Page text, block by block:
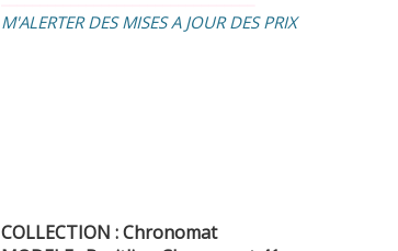
M'ALERTER DES MISES A JOUR DES PRIX
COLLECTION : Chronomat